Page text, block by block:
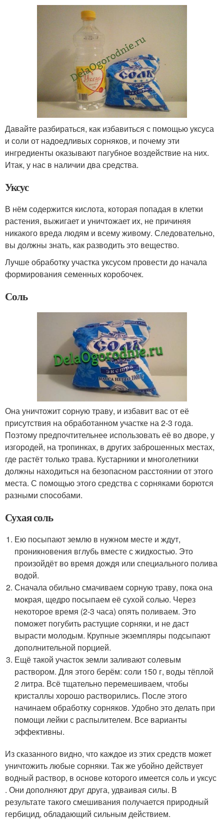
Давайте разбираться, как избавиться с помощью уксуса
и соли от надоедливых сорняков, и почему эти
ингредиенты оказывают пагубное воздействие на них.
Итак, у нас в наличии два средства.
Уксус
В нём содержится кислота, которая попадая в клетки
растения, выжигает и уничтожает их, не причиняя
никакого вреда людям и всему живому. Следовательно,
вы должны знать, как разводить это вещество.
Лучше обработку участка уксусом провести до начала
формирования семенных коробочек.
Соль
Она уничтожит сорную траву, и избавит вас от её
присутствия на обработанном участке на 2-3 года.
Поэтому предпочтительнее использовать её во дворе, у
изгородей, на тропинках, в других заброшенных местах,
где растёт только трава. Кустарники и многолетники
должны находиться на безопасном расстоянии от этого
места. С помощью этого средства с сорняками борются
разными способами.
Сухая соль
Ею посыпают землю в нужном месте и ждут,
проникновения вглубь вместе с жидкостью. Это
произойдёт во время дождя или специального полива
водой.
Сначала обильно смачиваем сорную траву, пока она
мокрая, щедро посыпаем её сухой солью. Через
некоторое время (2-3 часа) опять поливаем. Это
поможет погубить растущие сорняки, и не даст
вырасти молодым. Крупные экземпляры подсыпают
дополнительной порцией.
Ещё такой участок земли заливают солевым
раствором. Для этого берём: соли 150 г, воды тёплой
2 литра. Всё тщательно перемешиваем, чтобы
кристаллы хорошо растворились. После этого
начинаем обработку сорняков. Удобно это делать при
помощи лейки с распылителем. Все варианты
эффективны.
Из сказанного видно, что каждое из этих средств может
уничтожить любые сорняки. Так же убойно действует
водный раствор, в основе которого имеется соль и уксус
. Они дополняют друг друга, удваивая силы. В
результате такого смешивания получается природный
гербицид, обладающий сильным действием.